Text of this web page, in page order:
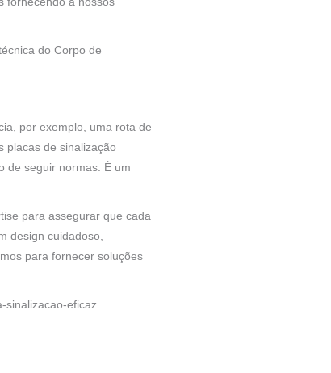
do Corpo de
por exemplo, uma rota de
placas de sinalização
de seguir normas. É um
para assegurar que cada
design cuidadoso,
para fornecer soluções
sinalizacao-eficaz